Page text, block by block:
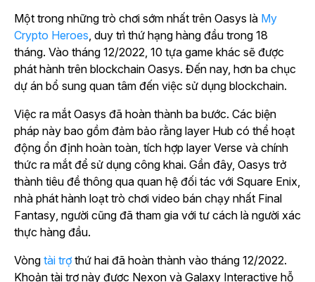
Một trong những trò chơi sớm nhất trên Oasys là My
Crypto Heroes, duy trì thứ hạng hàng đầu trong 18
tháng. Vào tháng 12/2022, 10 tựa game khác sẽ được
phát hành trên blockchain Oasys. Đến nay, hơn ba chục
dự án bổ sung quan tâm đến việc sử dụng blockchain.
Việc ra mắt Oasys đã hoàn thành ba bước. Các biện
pháp này bao gồm đảm bảo rằng layer Hub có thể hoạt
động ổn định hoàn toàn, tích hợp layer Verse và chính
thức ra mắt để sử dụng công khai. Gần đây, Oasys trở
thành tiêu đề thông qua quan hệ đối tác với Square Enix,
nhà phát hành loạt trò chơi video bán chạy nhất Final
Fantasy, người cũng đã tham gia với tư cách là người xác
thực hàng đầu.
Vòng tài trợ thứ hai đã hoàn thành vào tháng 12/2022.
Khoản tài trợ này được Nexon và Galaxy Interactive hỗ